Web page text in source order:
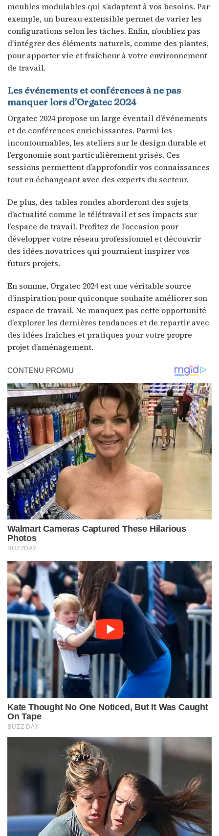
meubles modulables qui s’adaptent à vos besoins. Par
exemple, un bureau extensible permet de varier les
configurations selon les tâches. Enfin, n’oubliez pas
d’intégrer des éléments naturels, comme des plantes,
pour apporter vie et fraîcheur à votre environnement
de travail.
Les événements et conférences à ne pas
manquer lors d’Orgatec 2024
Orgatec 2024 propose un large éventail d’événements
et de conférences enrichissantes. Parmi les
incontournables, les ateliers sur le design durable et
l’ergonomie sont particulièrement prisés. Ces
sessions permettent d’approfondir vos connaissances
tout en échangeant avec des experts du secteur.
De plus, des tables rondes aborderont des sujets
d’actualité comme le télétravail et ses impacts sur
l’espace de travail. Profitez de l’occasion pour
développer votre réseau professionnel et découvrir
des idées novatrices qui pourraient inspirer vos
futurs projets.
En somme, Orgatec 2024 est une véritable source
d’inspiration pour quiconque souhaite améliorer son
espace de travail. Ne manquez pas cette opportunité
d’explorer les dernières tendances et de repartir avec
des idées fraîches et pratiques pour votre propre
projet d’aménagement.